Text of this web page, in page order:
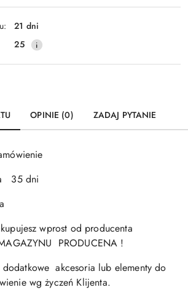
Wyślij
21 dni
25
OPINIE (0) ZADAJ PYTANIE
35 dni
wprost od producenta
PRODUCENA !
akcesoria lub elementy do
wg życzeń Klijenta.